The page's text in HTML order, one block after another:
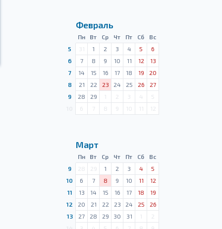
Февраль
Пн Вт Ср Чт Пт Сб
Вс
5
31 1 2 3 4 5
6
6
7 8 9 10 11 12
13
7
14 15 16 17 18 19
20
8
21 22 23 24 25 26
27
9
28 29 1 2 3 4
5
6 7 8 9 10 11 12
Март
Пн Вт Ср Чт Пт Сб
Вс
9
28 29 1 2 3 4
5
10
6 7 8 9 10 11
12
11
13 14 15 16 17 18
19
12
20 21 22 23 24 25
26
13
27 28 29 30 31 1
2